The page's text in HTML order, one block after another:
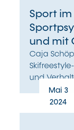
Sport
und mit
Caja
und
Mai 3
2024